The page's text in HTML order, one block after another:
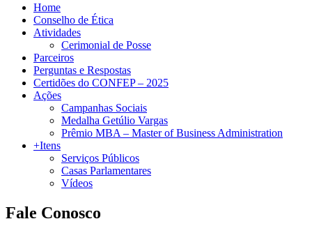
Home
Conselho de Ética
Atividades
Cerimonial de Posse
Parceiros
Perguntas e Respostas
Certidões do CONFEP – 2025
Ações
Campanhas Sociais
Medalha Getúlio Vargas
Prêmio MBA – Master of Business Administration
+Itens
Serviços Públicos
Casas Parlamentares
Vídeos
Fale Conosco